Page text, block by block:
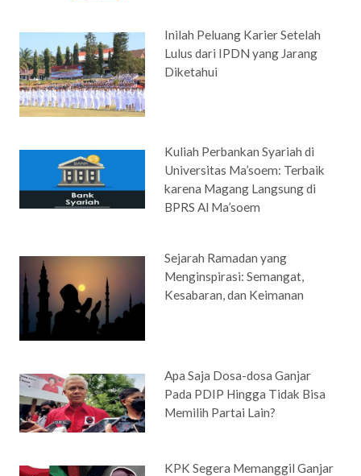
Inilah Peluang Karier Setelah
Lulus dari IPDN yang Jarang
Diketahui
Kuliah Perbankan Syariah di
Universitas Ma’soem: Terbaik
karena Magang Langsung di
BPRS Al Ma’soem
Sejarah Ramadan yang
Menginspirasi: Semangat,
Kesabaran, dan Keimanan
Apa Saja Dosa-dosa Ganjar
Pada PDIP Hingga Tidak Bisa
Memilih Partai Lain?
KPK Segera Memanggil Ganjar